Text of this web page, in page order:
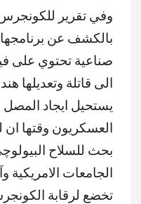
وفي تقرير
بالكشف عن برنامجها
صناعية تحتوي على
الى قاتلة وتعديلها
يستحيل ايجاد المصل
بحث للسلاح
الجامعات الامريكية
تخضع لرقابة